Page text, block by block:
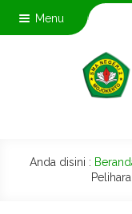
Menu
Anda disini :